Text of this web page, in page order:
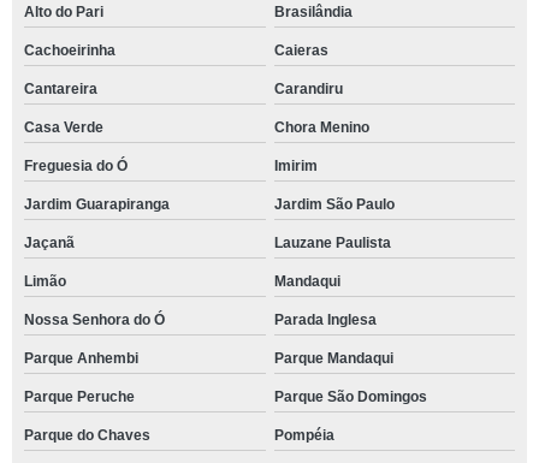
Alto do Pari
Brasilândia
Cachoeirinha Caieras
Cantareira Carandiru
Casa Verde Chora Menino
Freguesia do Ó Imirim
Jardim Guarapiranga Jardim São Paulo
Jaçanã Lauzane Paulista
Limão Mandaqui
Nossa Senhora do Ó Parada Inglesa
Parque Anhembi Parque Mandaqui
Parque Peruche Parque São Domingos
Parque do Chaves Pompéia